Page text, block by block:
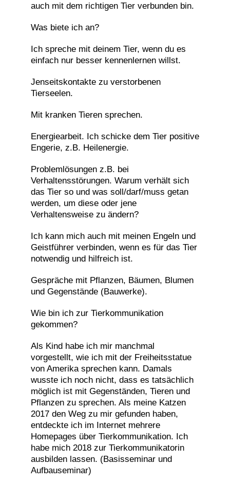
auch mit dem richtigen Tier verbunden bin.
Was biete ich an?
Ich spreche mit deinem Tier, wenn du es
einfach nur besser kennenlernen willst.
Jenseitskontakte zu verstorbenen
Tierseelen.
Mit kranken Tieren sprechen.
Energiearbeit. Ich schicke dem Tier positive
Engerie, z.B. Heilenergie.
Problemlösungen z.B. bei
Verhaltensstörungen. Warum verhält sich
das Tier so und was soll/darf/muss getan
werden, um diese oder jene
Verhaltensweise zu ändern?
Ich kann mich auch mit meinen Engeln und
Geistführer verbinden, wenn es für das Tier
notwendig und hilfreich ist.
Gespräche mit Pflanzen, Bäumen, Blumen
und Gegenstände (Bauwerke).
Wie bin ich zur Tierkommunikation
gekommen?
Als Kind habe ich mir manchmal
vorgestellt, wie ich mit der Freiheitsstatue
von Amerika sprechen kann. Damals
wusste ich noch nicht, dass es tatsächlich
möglich ist mit Gegenständen, Tieren und
Pflanzen zu sprechen. Als meine Katzen
2017 den Weg zu mir gefunden haben,
entdeckte ich im Internet mehrere
Homepages über Tierkommunikation. Ich
habe mich 2018 zur Tierkommunikatorin
ausbilden lassen. (Basisseminar und
Aufbauseminar)